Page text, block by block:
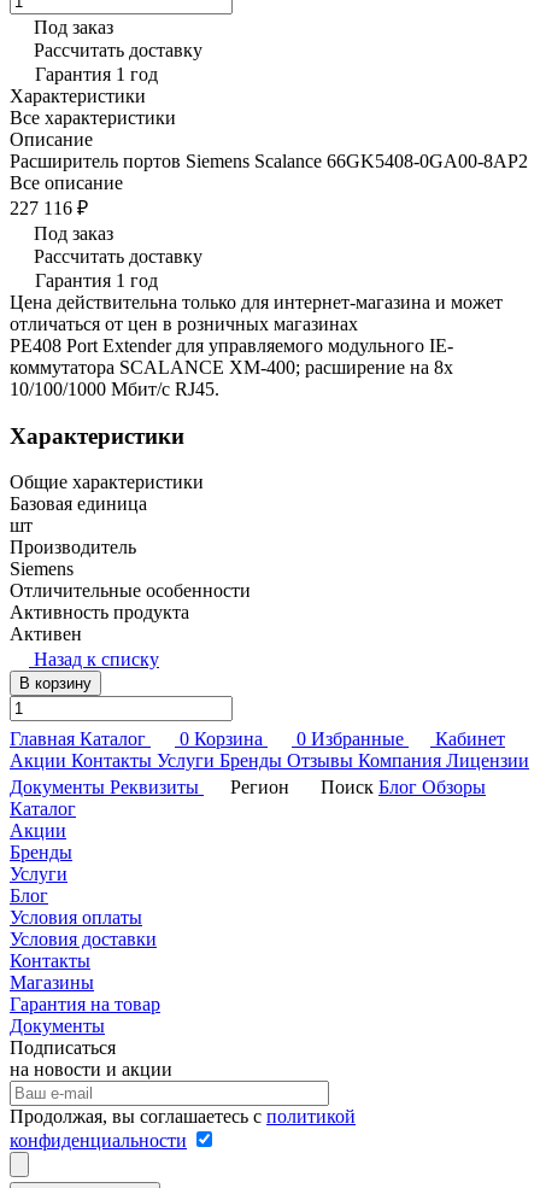
Под заказ
Рассчитать доставку
Гарантия 1 год
Характеристики
Все характеристики
Описание
Расширитель портов Siemens Scalance 66GK5408-0GA00-8AP2
Все описание
227 116 ₽
Под заказ
Рассчитать доставку
Гарантия 1 год
Цена действительна только для интернет-магазина и может
отличаться от цен в розничных магазинах
PE408 Port Extender для управляемого модульного IE-
коммутатора SCALANCE XM-400; расширение на 8x
10/100/1000 Мбит/с RJ45.
Характеристики
Общие характеристики
Базовая единица
шт
Производитель
Siemens
Отличительные особенности
Активность продукта
Активен
Назад к списку
В корзину
Главная Каталог 0 Корзина 0 Избранные
Кабинет
Акции Контакты Услуги Бренды Отзывы Компания Лицензии
Документы Реквизиты Регион Поиск Блог Обзоры
Каталог
Акции
Бренды
Услуги
Блог
Условия оплаты
Условия доставки
Контакты
Магазины
Гарантия на товар
Документы
Подписаться
на новости и акции
Продолжая, вы соглашаетесь с политикой
конфиденциальности